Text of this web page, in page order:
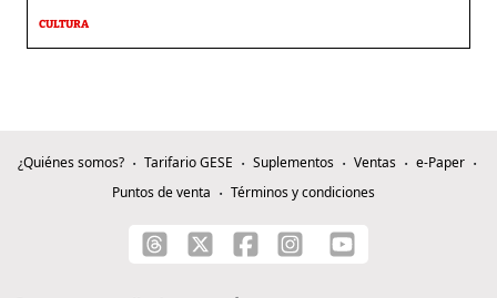
CULTURA
¿Quiénes somos? Tarifario GESE Suplementos Ventas
e-Paper
Puntos de venta
Términos y condiciones